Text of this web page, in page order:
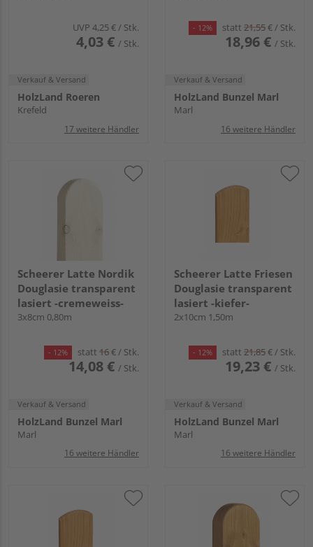
UVP 4,25 €/ Stk.
4,03 € / Stk.
Verkauf & Versand
HolzLand Roeren
Krefeld
17 weitere Händler
- 12% statt 21,55€/ Stk.
18,96 € / Stk.
Verkauf & Versand
HolzLand Bunzel Marl
Marl
16 weitere Händler
Scheerer Latte Nordik
Douglasie transparent
lasiert -cremeweiss-
3x8cm 0,80m
- 12% statt 16€/ Stk.
14,08 € / Stk.
Verkauf & Versand
HolzLand Bunzel Marl
Marl
16 weitere Händler
Scheerer Latte Friesen
Douglasie transparent
lasiert -kiefer-
2x10cm 1,50m
- 12% statt 21,85€/ Stk.
19,23 € / Stk.
Verkauf & Versand
HolzLand Bunzel Marl
Marl
16 weitere Händler